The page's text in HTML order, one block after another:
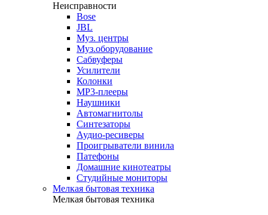
Неисправности
Bose
JBL
Муз. центры
Муз.оборудование
Сабвуферы
Усилители
Колонки
MP3-плееры
Наушники
Автомагнитолы
Синтезаторы
Аудио-ресиверы
Проигрыватели винила
Патефоны
Домашние кинотеатры
Студийные мониторы
Мелкая бытовая техника
Мелкая бытовая техника